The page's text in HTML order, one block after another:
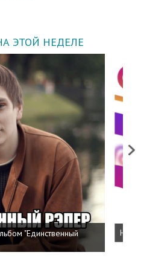
ЭТОЙ НЕДЕЛЕ
"Единственный
Next